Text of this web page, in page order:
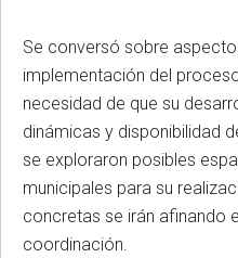
Se conversó sobre
implementación del
necesidad de que su
dinámicas y disponibilidad
se exploraron posibles
municipales para su
concretas se irán afinando
coordinación.